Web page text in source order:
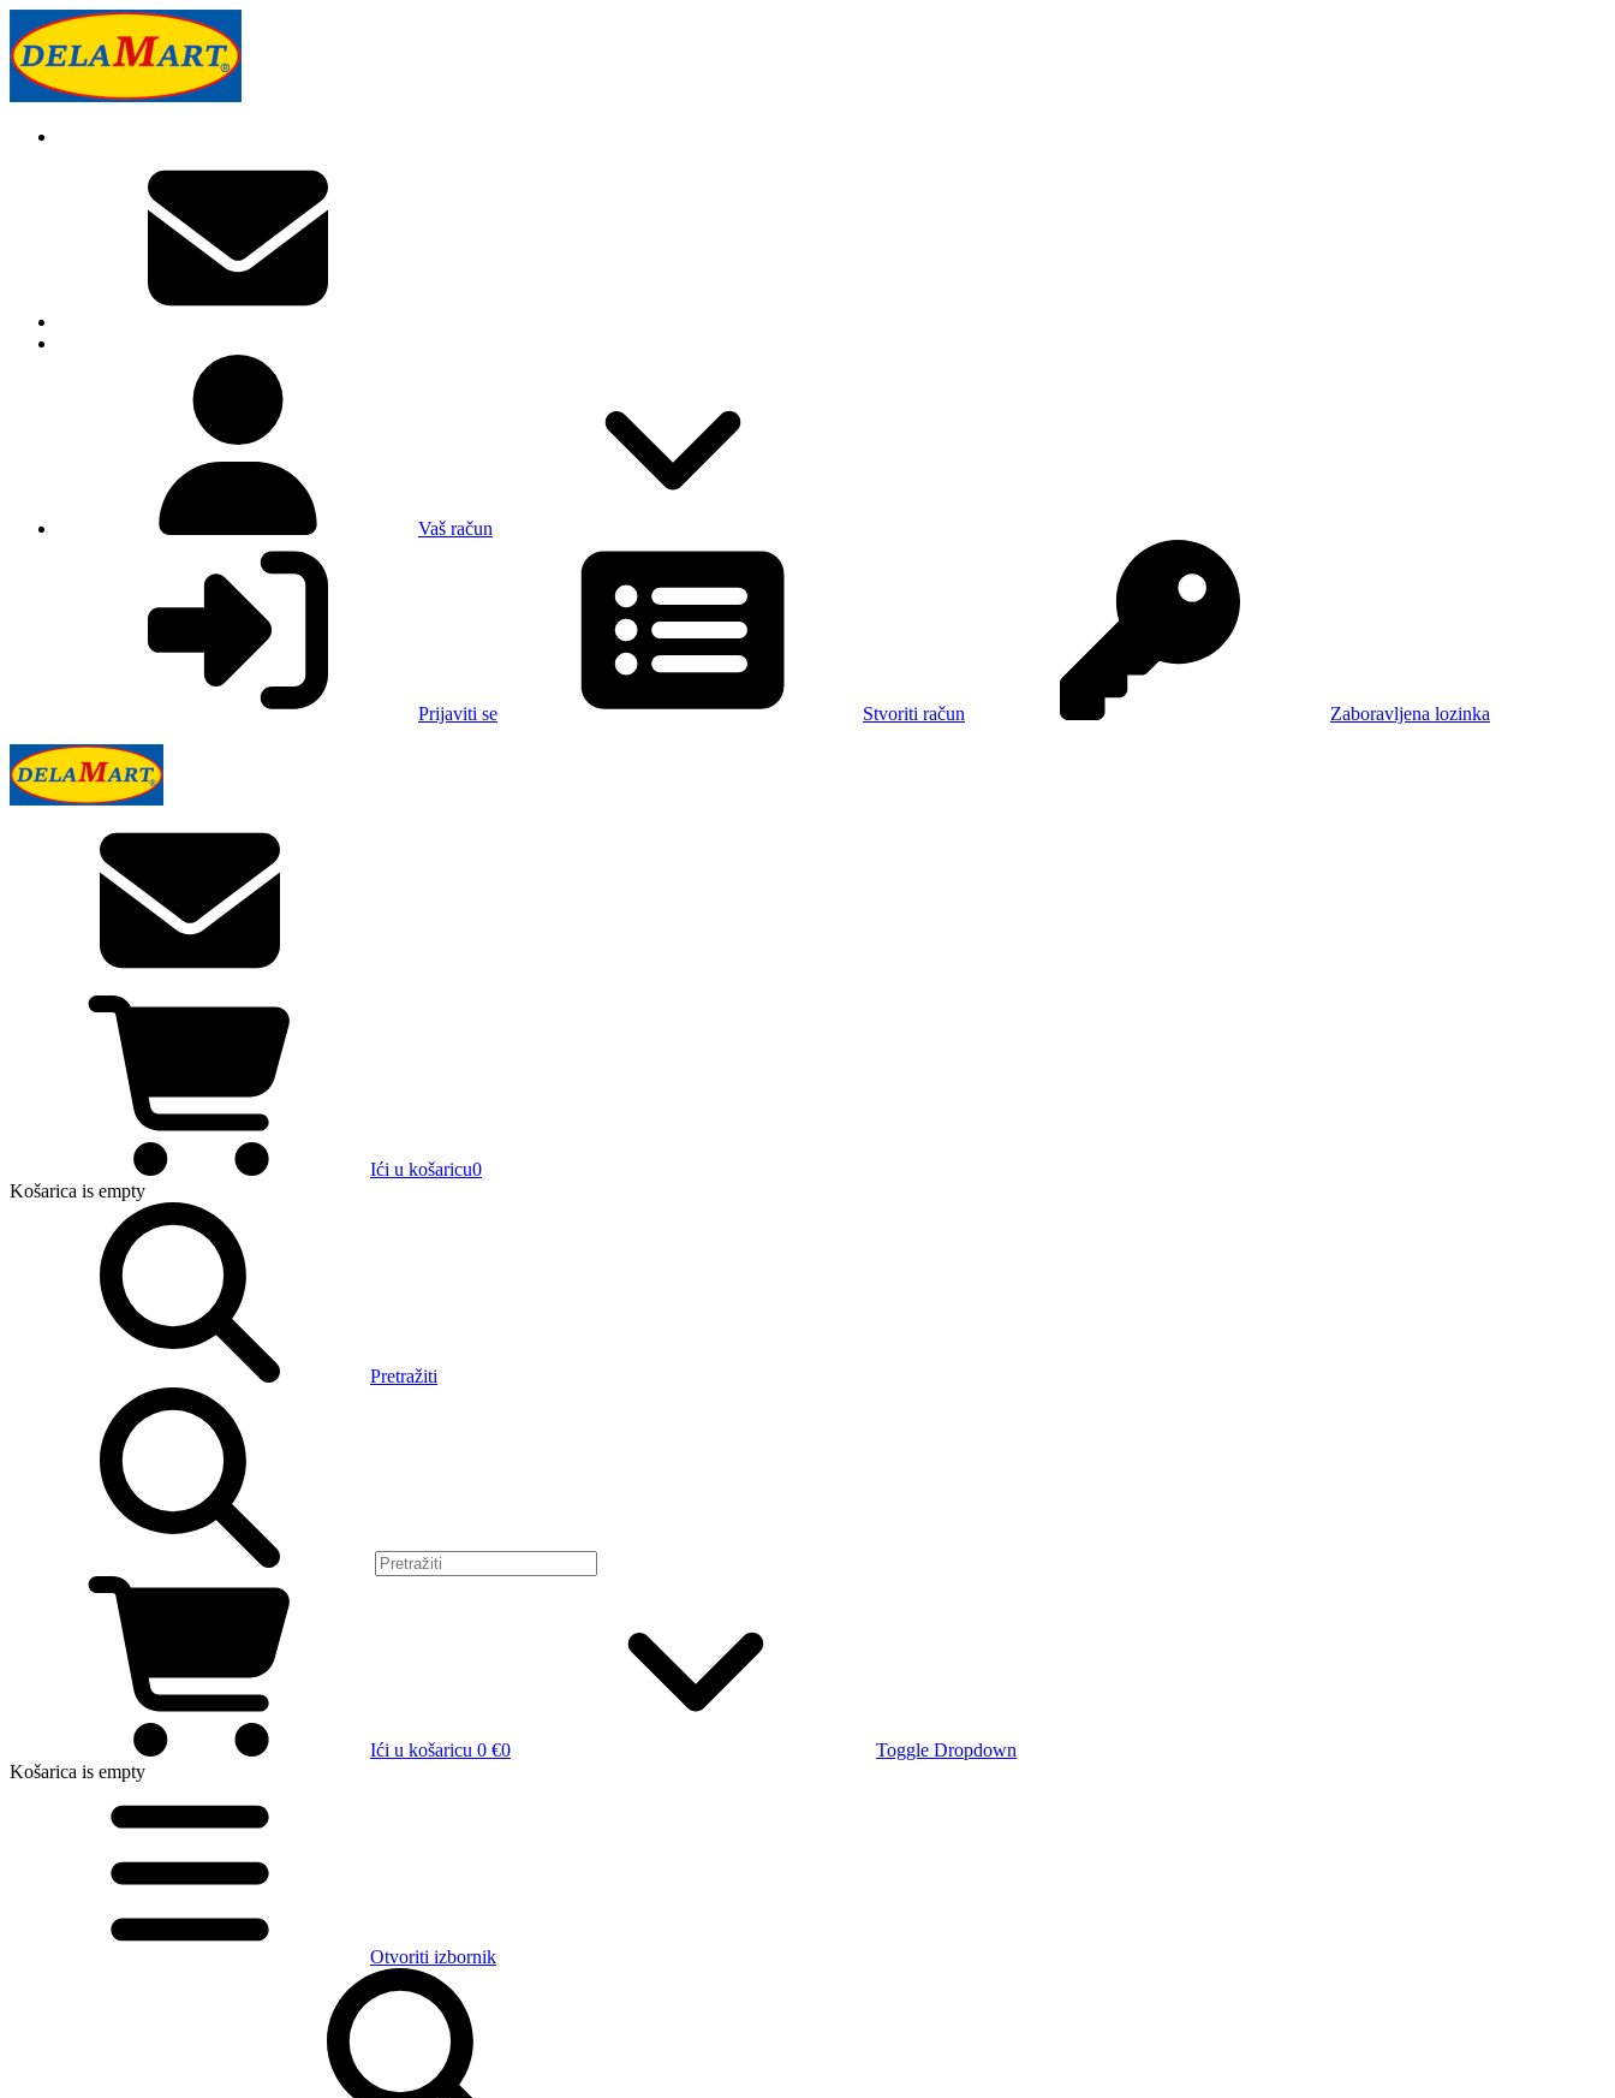
Vaš račun
Prijaviti se Stvoriti račun Zaboravljena lozinka
Ići u košaricu0
Košarica is empty
Pretražiti
Ići u košaricu 0 €0
Toggle Dropdown
Košarica is empty
Otvoriti izbornik